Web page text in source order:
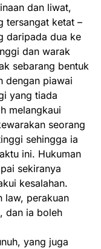
dan liwat,
tersangat ketat –
daripada dua ke
dan warak
sebarang bentuk
dengan piawai
yang tiada
melangkaui
seorang
sehingga ia
ini. Hukuman
sekiranya
kesalahan.
law, perakuan
dan ia boleh
yang juga